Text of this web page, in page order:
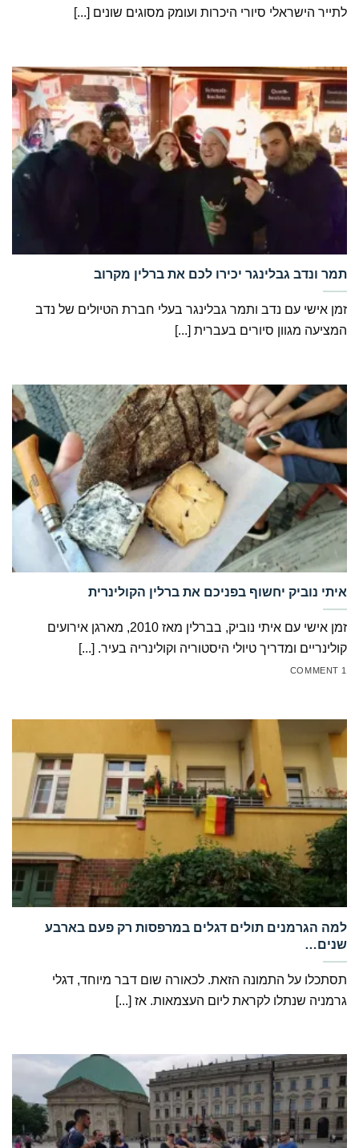
לתייר הישראלי סיורי היכרות ועומק מסוגים שונים [...]
‏תמר ונדב גבלינגר יכירו לכם את ברלין מקרוב
זמן אישי עם נדב ותמר גבלינגר בעלי חברת הטיולים של נדב
המציעה מגוון סיורים בעברית [...]
‏איתי נוביק יחשוף בפניכם את ברלין הקולינרית
זמן אישי עם איתי נוביק, בברלין מאז 2010, מארגן אירועים
קולינריים ומדריך טיולי היסטוריה וקולינריה בעיר. [...]
1 COMMENT
‏למה הגרמנים תולים דגלים במרפסות רק פעם בארבע
שנים…
תסתכלו על התמונה הזאת. לכאורה שום דבר מיוחד, דגלי
גרמניה שנתלו לקראת ליום העצמאות. אז [...]